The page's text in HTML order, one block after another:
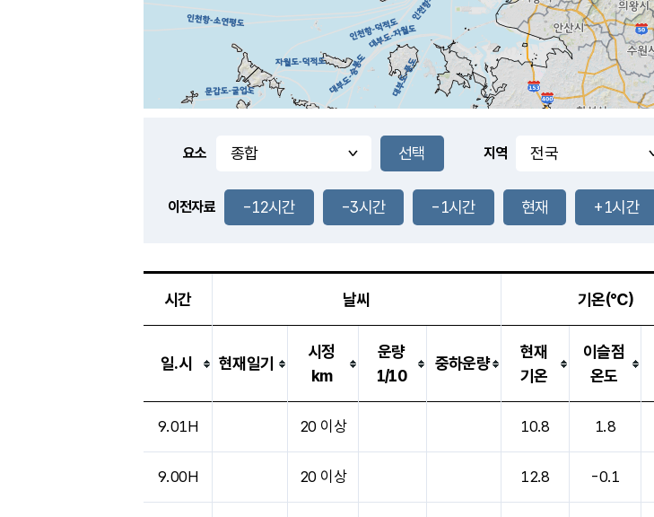
요소 지역
이전자료 -12시간 -3시간 -1시간 현재 +1시간
시간 날씨 기온(℃)
일.시 현재일기
시정
km
운량
1/10
중하운량
현재
기온
이슬점
온도
9.01H 20 이상 10.8 1.8
9.00H 20 이상 12.8 -0.1